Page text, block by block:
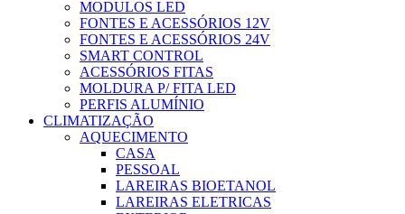
MODULOS LED
FONTES E ACESSÓRIOS 12V
FONTES E ACESSÓRIOS 24V
SMART CONTROL
ACESSÓRIOS FITAS
MOLDURA P/ FITA LED
PERFIS ALUMÍNIO
CLIMATIZAÇÃO
AQUECIMENTO
CASA
PESSOAL
LAREIRAS BIOETANOL
LAREIRAS ELETRICAS